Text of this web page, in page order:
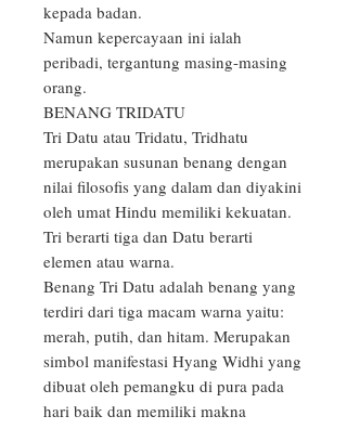
kepada badan.
Namun kepercayaan ini ialah
peribadi, tergantung masing-masing
orang.
BENANG TRIDATU
Tri Datu atau Tridatu, Tridhatu
merupakan susunan benang dengan
nilai filosofis yang dalam dan diyakini
oleh umat Hindu memiliki kekuatan.
Tri berarti tiga dan Datu berarti
elemen atau warna.
Benang Tri Datu adalah benang yang
terdiri dari tiga macam warna yaitu:
merah, putih, dan hitam. Merupakan
simbol manifestasi Hyang Widhi yang
dibuat oleh pemangku di pura pada
hari baik dan memiliki makna